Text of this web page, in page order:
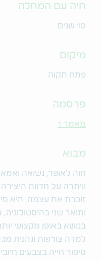
חיה עם המחלה
10 שנים
מיקום
פתח תקוה
פרסמה
מאמר 1
מבוא
חוה לאופר, נשואה
וויתרה על חדוות
זוכרת את עצמה. היא
ותואר שני
בנושא באופן מקצועי
למדה צורפות ונהנית
סיפור חייה בצבעים